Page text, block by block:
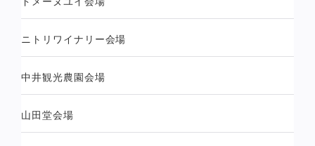
ニトリワイナリー会場
中井観光農園会場
山田堂会場